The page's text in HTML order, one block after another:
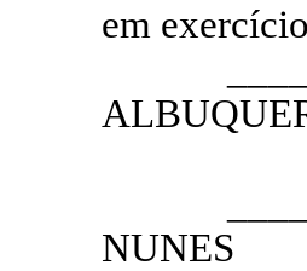
em exercício
NUNES